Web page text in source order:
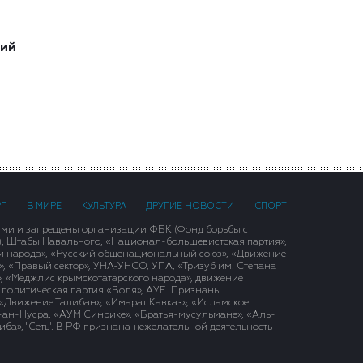
В МИРЕ КУЛЬТУРА ДРУГИЕ НОВОСТИ СПОРТ
и запрещены организации ФБК (Фонд борьбы с
Штабы Навального, «Национал-большевистская партия»,
народа», «Русский общенациональный союз», «Движение
«Правый сектор», УНА-УНСО, УПА, «Тризуб им. Степана
крымскотатарского народа», движение
политическая партия «Воля», АУЕ. Признаны
Талибан», «Имарат Кавказ», «Исламское
ан-Нусра, «АУМ Синрике», «Братья-мусульмане», «Аль-
"Сеть". В РФ признана нежелательной деятельность